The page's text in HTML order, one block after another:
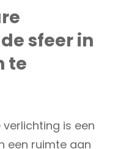
sfeer in
te
is een
een ruimte aan